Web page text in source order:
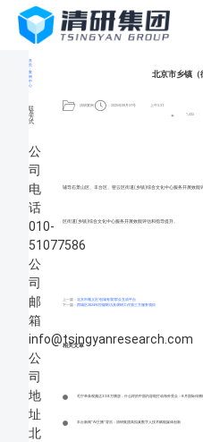
首
页
例
中
心
联
系
方
式
公
司
电
话
010-
51077586
公
司
邮
箱
info@tsingyanresearch.com
公
司
地
址
北
北京市乡镇（
清研案例 2025年08月31号 上午3:31
1,432
辅导石景山区、丰台区、密云区街道(乡镇)综合文化中心服务开展效
区街道(乡镇)综合文化中心服务开展效能评估和指导提升。
上一篇： 北京市顺义区“创城有我”群众互动平台
下一篇： 西城区2024年控烟暗访及调研工作第三方服务项目
相关文章
毛宁单条视频达338万播放，什么样的中国内容能打动海外受众：6月国际传播
丰台新闻”AI主播”背后：清研集团高拟真数字人技术赋能媒体创新